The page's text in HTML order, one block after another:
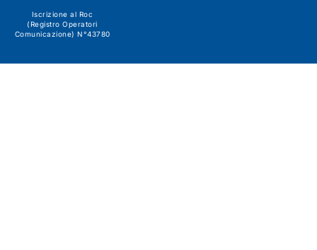
Iscrizione al Roc
(Registro Operatori
Comunicazione) N°43780